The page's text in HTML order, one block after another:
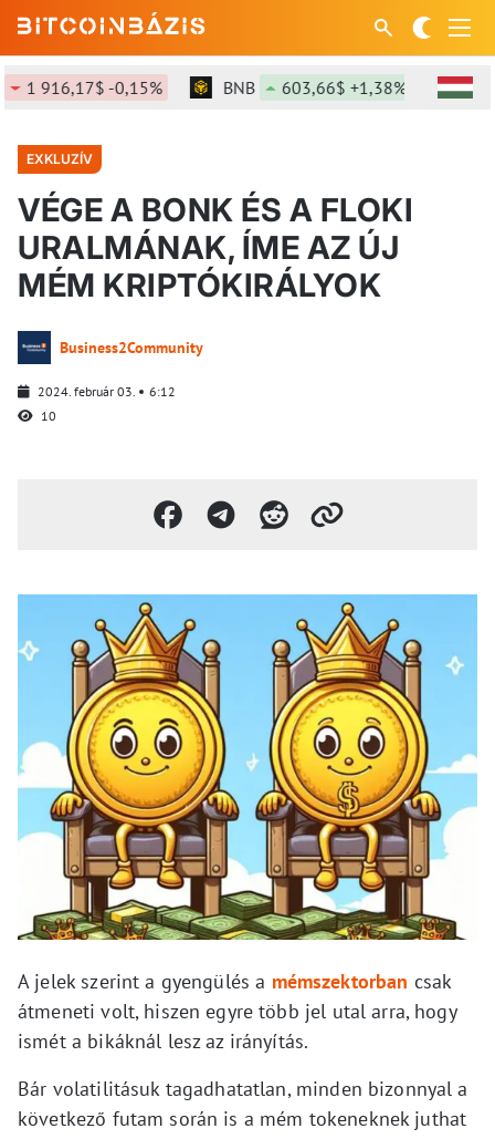
-0,15% BNB 603,66$ +1,38% SOL
EXKLUZÍV
VÉGE A BONK ÉS A FLOKI
URALMÁNAK, ÍME AZ ÚJ
MÉM KRIPTÓKIRÁLYOK
Business2Community
2024. február 03.
6:12
10
A jelek szerint a gyengülés a mémszektorban csak
átmeneti volt, hiszen egyre több jel utal arra, hogy
ismét a bikáknál lesz az irányítás.
Bár volatilitásuk tagadhatatlan, minden bizonnyal a
következő futam során is a mém tokeneknek juthat